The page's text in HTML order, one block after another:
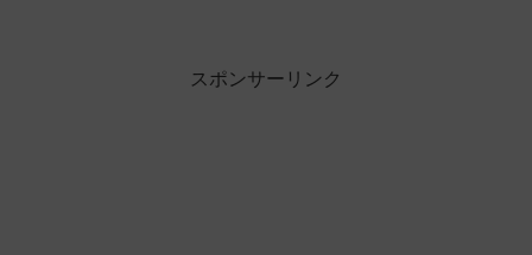
スポンサーリンク